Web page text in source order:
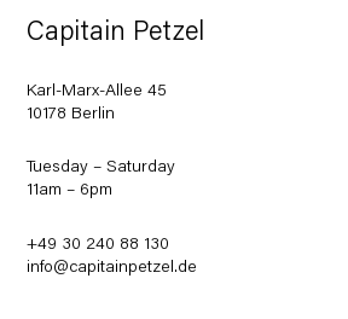
Capitain Petzel
Karl-Marx-Allee 45
10178 Berlin
Tuesday – Saturday
11am – 6pm
+49 30 240 88 130
info@capitainpetzel.de